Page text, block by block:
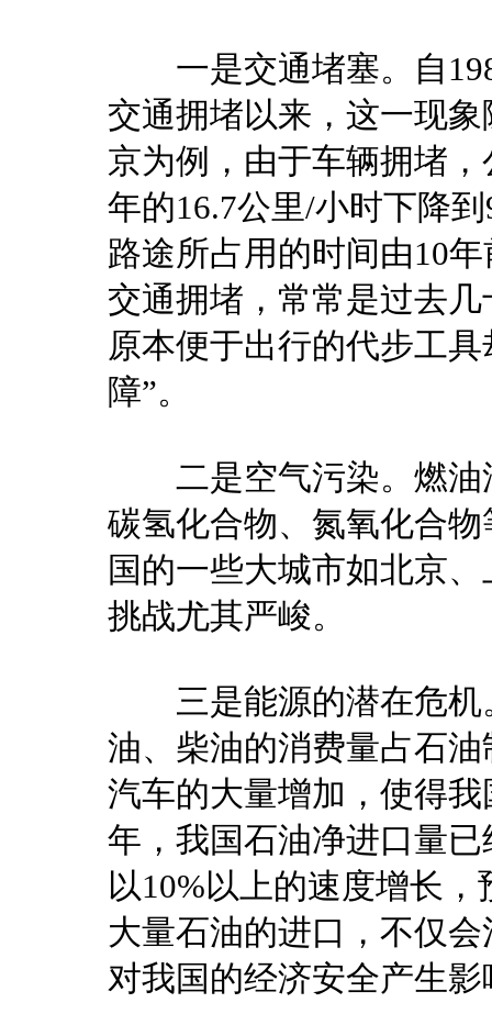
一是交通堵塞。自
交通拥堵以来，这一现
京为例，由于车辆拥堵
年的16.7公里/小时下降
路途所占用的时间由10
交通拥堵，常常是过去
原本便于出行的代步工
障”。
二是空气污染。燃油
碳氢化合物、氮氧化合
国的一些大城市如北京
挑战尤其严峻。
三是能源的潜在危机
油、柴油的消费量占石
汽车的大量增加，使得
年，我国石油净进口量
以10%以上的速度增长
大量石油的进口，不仅
对我国的经济安全产生影